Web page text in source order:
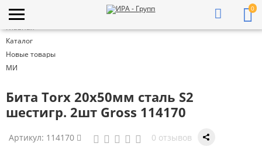
0
Главная
Каталог
Новые товары
МИ
Бита Torx 20х50мм сталь S2
шестигр. 2шт Gross 114170
Артикул: 114170 0 отзывов